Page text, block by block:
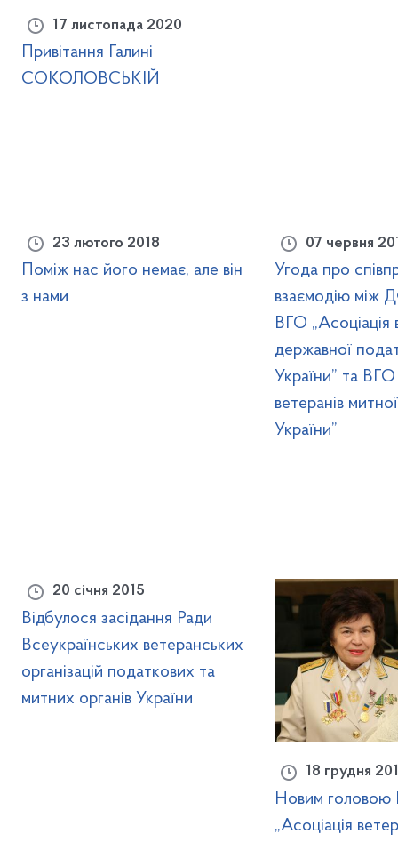
17 листопада 2020
Привітання Галині
СОКОЛОВСЬКІЙ
23 лютого 2018
Поміж нас його немає, але він
з нами
07 червня
Угода про
взаємодію між
ВГО „Асоціація
державної
України” та ВГО
ветеранів
України”
20 січня 2015
Відбулося засідання Ради
Всеукраїнських ветеранських
організацій податкових та
митних органів України
18 грудня
Новим
„Асоціація